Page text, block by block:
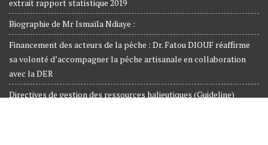
extrait rapport statistique 2019
Biographie de Mr Ismaïla Ndiaye :
Financement des acteurs de la pêche : Dr. Fatou DIOUF réaffirme
sa volonté d’accompagner la pêche artisanale en collaboration
avec la DER
Directives de gestion des ressources halieutiques (Guideline)